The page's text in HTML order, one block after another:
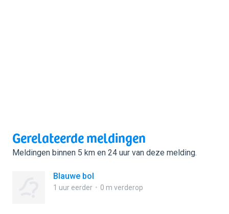
Gerelateerde meldingen
Meldingen binnen 5 km en 24 uur van deze melding.
Blauwe bol
1 uur eerder 0 m verderop